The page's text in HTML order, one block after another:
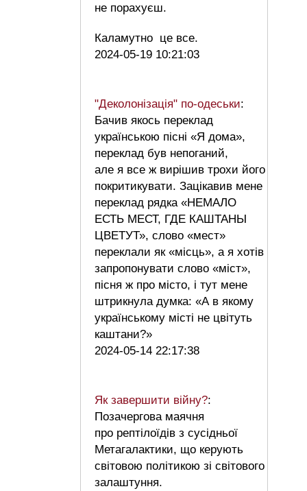
не порахуєш.
Каламутно це все.
2024-05-19 10:21:03
"Деколонізація" по-одеськи:
Бачив якось переклад
українською пісні «Я дома»,
переклад був непоганий,
але я все ж вирішив трохи його
покритикувати. Зацікавив мене
переклад рядка «НЕМАЛО
ЕСТЬ МЕСТ, ГДЕ КАШТАНЫ
ЦВЕТУТ», слово «мест»
переклали як «місць», а я хотів
запропонувати слово «міст»,
пісня ж про місто, і тут мене
штрикнула думка: «А в якому
українському місті не цвітуть
каштани?»
2024-05-14 22:17:38
Як завершити війну?:
Позачергова маячня
про рептілоїдів з сусідньої
Метагалактики, що керують
світовою політикою зі світового
залаштуння.